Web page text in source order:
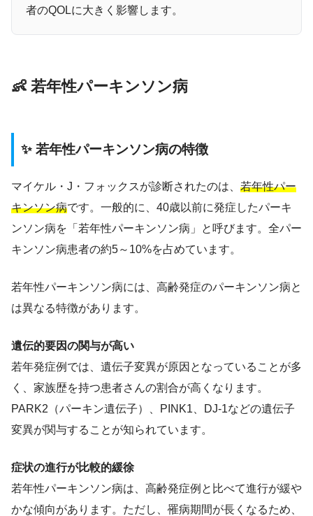
者のQOLに大きく影響します。
👶 若年性パーキンソン病
✨ 若年性パーキンソン病の特徴
マイケル・J・フォックスが診断されたのは、 若年性パー
キンソン病です。一般的に、40歳以前に発症したパーキ
ンソン病を「若年性パーキンソン病」と呼びます。全パー
キンソン病患者の約5～10%を占めています。
若年性パーキンソン病には、高齢発症のパーキンソン病と
は異なる特徴があります。
遺伝的要因の関与が高い
若年発症例では、遺伝子変異が原因となっていることが多
く、家族歴を持つ患者さんの割合が高くなります。
PARK2（パーキン遺伝子）、PINK1、DJ-1などの遺伝子
変異が関与することが知られています。
症状の進行が比較的緩徐
若年性パーキンソン病は、高齢発症例と比べて進行が緩や
かな傾向があります。ただし、罹病期間が長くなるため、